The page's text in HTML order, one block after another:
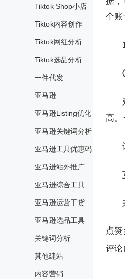
Tiktok Shop小店
Tiktok内容创作
Tiktok网红分析
Tiktok选品分析
一件代发
亚马逊
亚马逊Listing优化
亚马逊关键词分析
亚马逊工具优惠码
亚马逊站外推广
亚马逊综合工具
亚马逊运营干货
亚马逊选品工具
关键词分析
其他建站
内容营销
个账
高。
点
评论